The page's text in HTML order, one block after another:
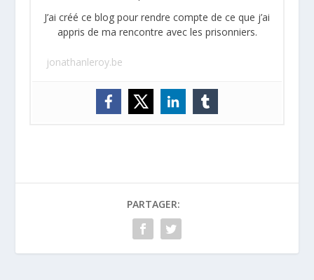
J’ai créé ce blog pour rendre compte de ce que j’ai
appris de ma rencontre avec les prisonniers.
jonathanleroy.be
PARTAGER: